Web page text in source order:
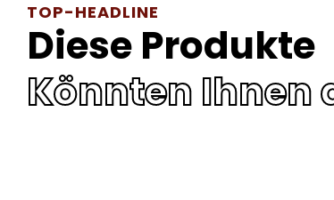
TOP-HEADLINE
Diese Produkte
Könnten Ihnen